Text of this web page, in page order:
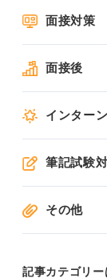
面接対策
面接後
インターン
筆記試験
その他
記事カテゴリー